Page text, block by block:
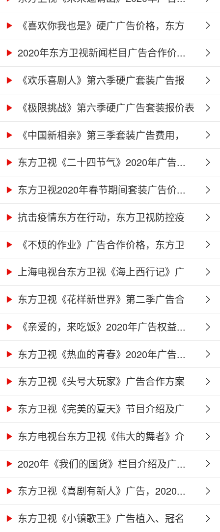
《喜欢你我也是》硬广广告价格，东方
卫...2020年东方卫视新闻栏目广告合作价...
《欢乐喜剧人》第六季硬广套装广告报
价...《极限挑战》第六季硬广广告套装报价表
《中国新相亲》第三季套装广告费用，
东...东方卫视《二十四节气》2020年广告...
东方卫视2020年春节期间套装广告价...
抗击疫情东方在行动，东方卫视防控疫
情...《不烦的作业》广告合作价格，东方卫
视...上海电视台东方卫视《海上西行记》广
告...东方卫视《花样新世界》第二季广告合
作...《亲爱的，来吃饭》2020年广告权益...
东方卫视《热血的青春》2020年广告...
东方卫视《头号大玩家》广告合作方案
东方卫视《完美的夏天》节目介绍及广
告...东方电视台东方卫视《伟大的舞者》介
绍...2020年《我们的国货》栏目介绍及广...
东方卫视《喜剧有新人》广告，2020...
东方卫视《小镇歌王》广告植入、冠名